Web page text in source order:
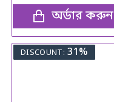
অর্ডার করুন
DISCOUNT: 31%